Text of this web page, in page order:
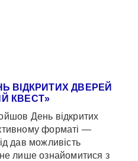
ВІДКРИТИХ ДВЕРЕЙ
КВЕСТ»
День відкритих
форматі —
дав можливість
не лише ознайомитися з